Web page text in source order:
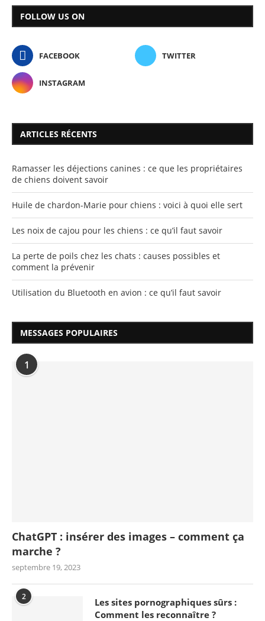
FOLLOW US ON
FACEBOOK TWITTER
INSTAGRAM
ARTICLES RÉCENTS
Ramasser les déjections canines : ce que les propriétaires
de chiens doivent savoir
Huile de chardon-Marie pour chiens : voici à quoi elle sert
Les noix de cajou pour les chiens : ce qu’il faut savoir
La perte de poils chez les chats : causes possibles et
comment la prévenir
Utilisation du Bluetooth en avion : ce qu’il faut savoir
MESSAGES POPULAIRES
1
ChatGPT : insérer des images – comment ça
marche ?
septembre 19, 2023
2
Les sites pornographiques sûrs :
Comment les reconnaître ?